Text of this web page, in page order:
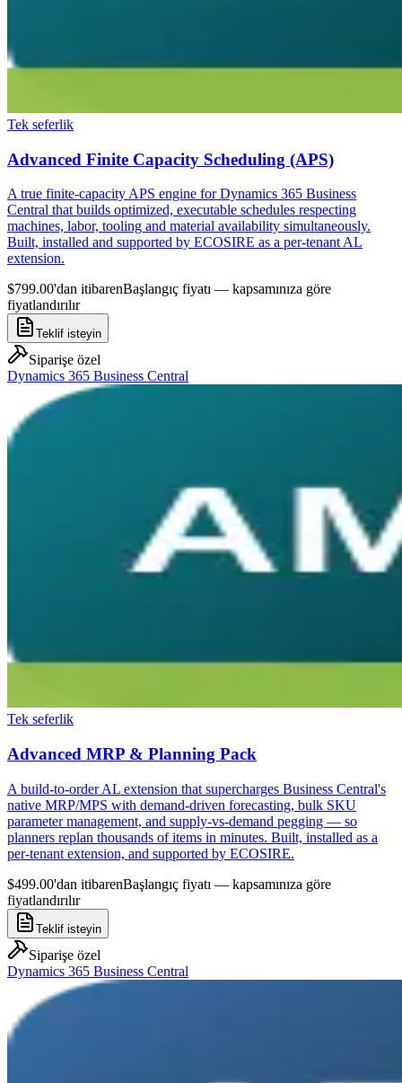
Tek seferlik
Advanced Finite Capacity Scheduling (APS)
A true finite-capacity APS engine for Dynamics 365 Business
Central that builds optimized, executable schedules respecting
machines, labor, tooling and material availability simultaneously.
Built, installed and supported by ECOSIRE as a per-tenant AL
extension.
$799.00'dan itibarenBaşlangıç fiyatı — kapsamınıza göre
fiyatlandırılır
Teklif isteyin
Siparişe özel
Dynamics 365 Business Central
Tek seferlik
Advanced MRP & Planning Pack
A build-to-order AL extension that supercharges Business Central's
native MRP/MPS with demand-driven forecasting, bulk SKU
parameter management, and supply-vs-demand pegging — so
planners replan thousands of items in minutes. Built, installed as a
per-tenant extension, and supported by ECOSIRE.
$499.00'dan itibarenBaşlangıç fiyatı — kapsamınıza göre
fiyatlandırılır
Teklif isteyin
Siparişe özel
Dynamics 365 Business Central